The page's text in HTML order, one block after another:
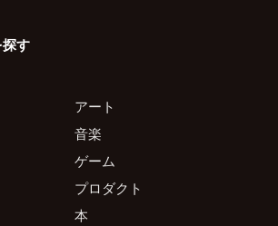
す
アート
音楽
ゲーム
プロダクト
本